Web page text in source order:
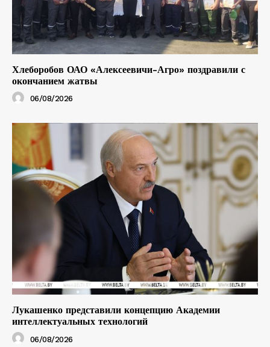
Хлеборобов ОАО «Алексеевичи-Агро» поздравили с
окончанием жатвы
06/08/2026
Лукашенко представили концепцию Академии
интеллектуальных технологий
06/08/2026